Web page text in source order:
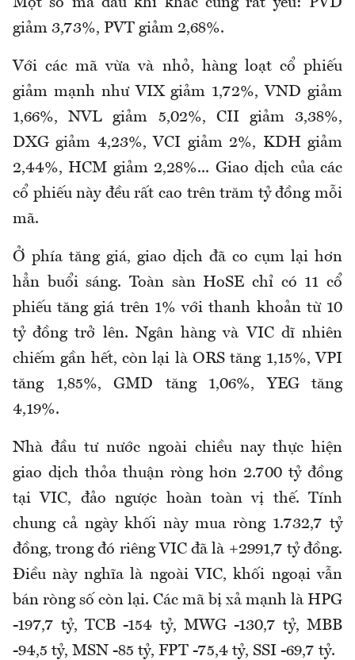
giảm 3,73%, PVT giảm 2,68%.
Với các mã vừa và nhỏ, hàng loạt cổ phiếu
giảm mạnh như VIX giảm 1,72%, VND giảm
1,66%, NVL giảm 5,02%, CII giảm 3,38%,
DXG giảm 4,23%, VCI giảm 2%, KDH giảm
2,44%, HCM giảm 2,28%... Giao dịch của các
cổ phiếu này đều rất cao trên trăm tỷ đồng mỗi
mã.
Ở phía tăng giá, giao dịch đã co cụm lại hơn
hẳn buổi sáng. Toàn sàn HoSE chỉ có 11 cổ
phiếu tăng giá trên 1% với thanh khoản từ 10
tỷ đồng trở lên. Ngân hàng và VIC dĩ nhiên
chiếm gần hết, còn lại là ORS tăng 1,15%, VPI
tăng 1,85%, GMD tăng 1,06%, YEG tăng
4,19%.
Nhà đầu tư nước ngoài chiều nay thực hiện
giao dịch thỏa thuận ròng hơn 2.700 tỷ đồng
tại VIC, đảo ngược hoàn toàn vị thế. Tính
chung cả ngày khối này mua ròng 1.732,7 tỷ
đồng, trong đó riêng VIC đã là +2991,7 tỷ đồng.
Điều này nghĩa là ngoài VIC, khối ngoại vẫn
bán ròng số còn lại. Các mã bị xả mạnh là HPG
-197,7 tỷ, TCB -154 tỷ, MWG -130,7 tỷ, MBB
-94,5 tỷ, MSN -85 tỷ, FPT -75,4 tỷ, SSI -69,7 tỷ.